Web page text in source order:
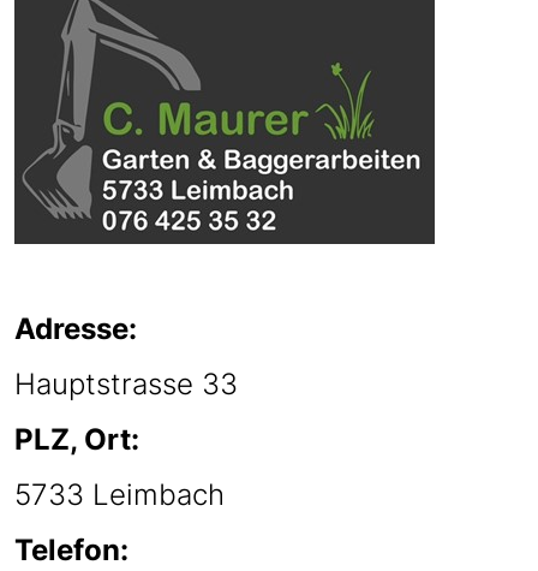
Adresse:
Hauptstrasse 33
PLZ, Ort:
5733 Leimbach
Telefon: